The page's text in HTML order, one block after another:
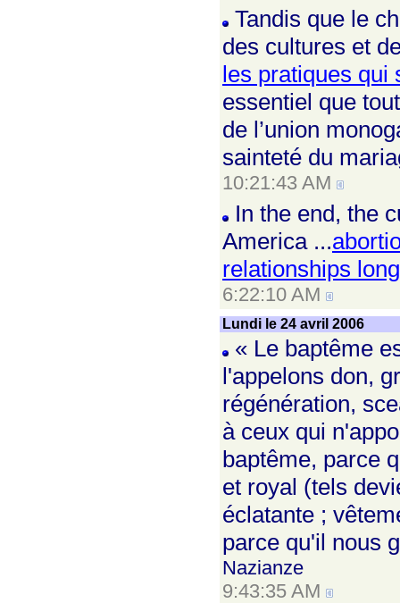
Tandis que le
des cultures et
les pratiques qui
essentiel que
de l’union
sainteté du
10:21:43 AM
In the end, the
America ...
relationships
6:22:10 AM
Lundi le 24 avril 2006
« Le baptême
l'appelons don,
régénération,
à ceux qui
baptême, parce
et royal (tels
éclatante ;
parce qu'il nous
Nazianze
9:43:35 AM